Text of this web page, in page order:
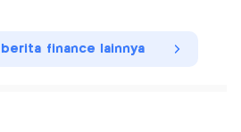
finance lainnya